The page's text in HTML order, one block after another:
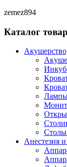
zemez894
Каталог
Лампы
Столы
Анестезия